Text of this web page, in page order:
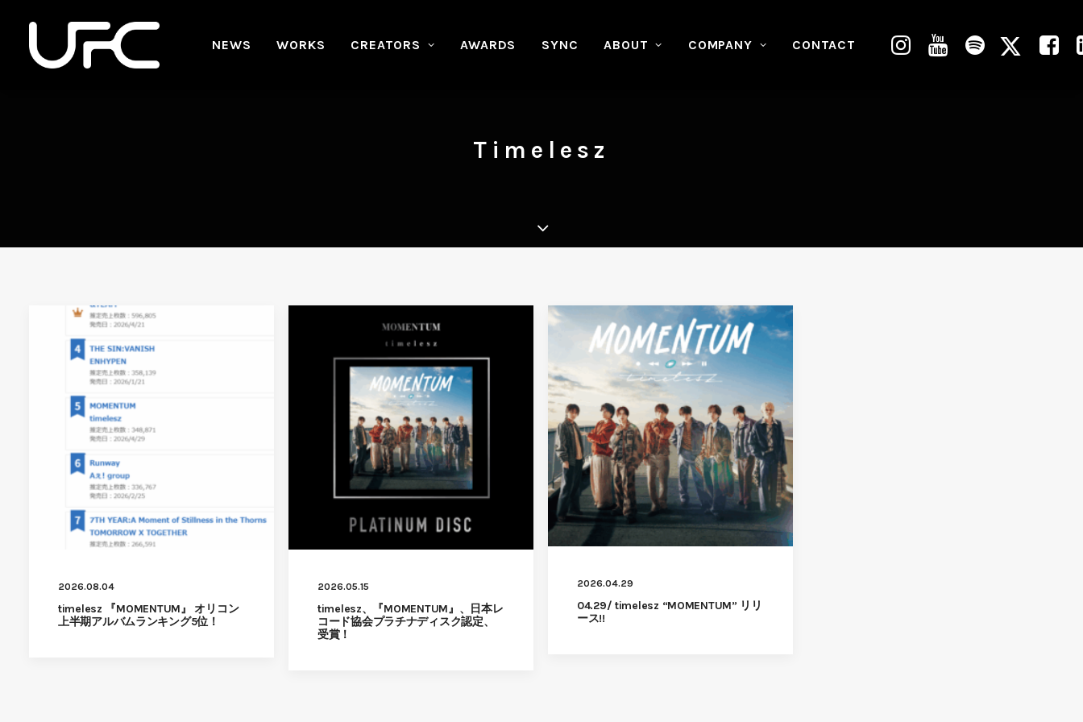
NEWS WORKS CREATORS AWARDS SYNC ABOUT COMPANY CONTACT
Timelesz
2026.08.04
timelesz 『MOMENTUM』 オリコン
上半期アルバムランキング5位！
2026.05.15
timelesz、『MOMENTUM』、日本レ
コード協会プラチナディスク認定、
受賞！
2026.04.29
04.29/ timelesz “MOMENTUM” リリ
ース!!